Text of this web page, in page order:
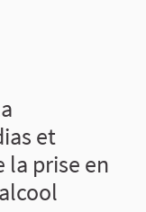
et
la prise en